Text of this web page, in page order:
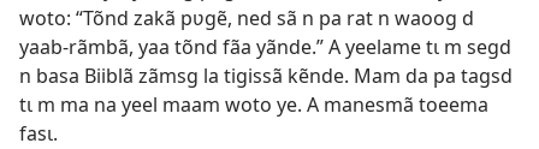
woto: “Tõnd zakã pʋgẽ, ned sã n pa rat n waoog d
yaab-rãmbã, yaa tõnd fãa yãnde.” A yeelame tɩ m segd
n basa Biiblã zãmsg la tigissã kẽnde. Mam da pa tagsd
tɩ m ma na yeel maam woto ye. A manesmã toeema
fasɩ.